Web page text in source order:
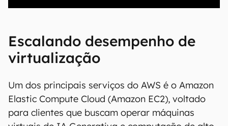
Escalando desempenho de
virtualização
Um dos principais serviços do AWS é o Amazon
Elastic Compute Cloud (Amazon EC2), voltado
para clientes que buscam operar máquinas